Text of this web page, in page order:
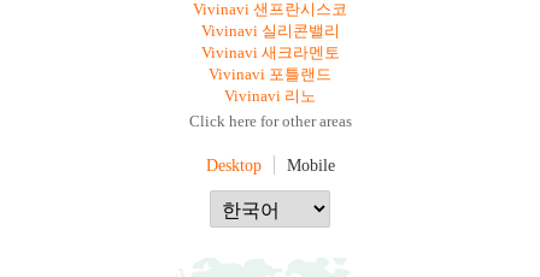
Vivinavi 샌프란시스코
Vivinavi 실리콘밸리
Vivinavi 새크라멘토
Vivinavi 포틀랜드
Vivinavi 리노
Click here for other areas
Desktop Mobile